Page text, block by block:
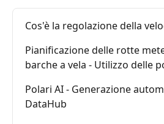
Cos'è la regolazione della
Pianificazione delle rotte
barche a vela - Utilizzo delle
Polari AI - Generazione
DataHub